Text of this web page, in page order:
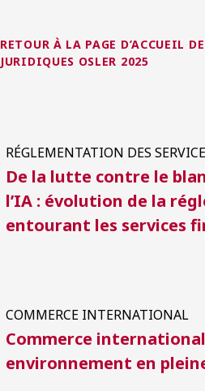
RETOUR À LA PAGE D’ACCUEIL
JURIDIQUES OSLER 2025
RÉGLEMENTATION DES
De la lutte contre le
l’IA : évolution de la
entourant les services
COMMERCE INTERNATIONAL
Commerce international
environnement en